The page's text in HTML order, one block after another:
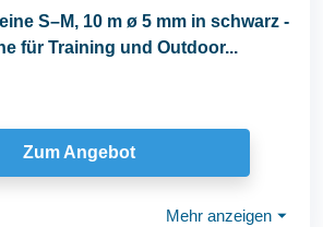
S–M, 10 m ø 5 mm in schwarz -
für Training und Outdoor...
Zum Angebot
Mehr anzeigen ⏷